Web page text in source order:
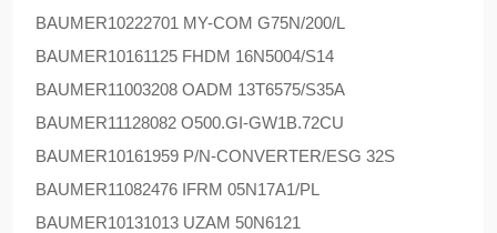
BAUMER10222701 MY-COM G75N/200/L
BAUMER10161125 FHDM 16N5004/S14
BAUMER11003208 OADM 13T6575/S35A
BAUMER11128082 O500.GI-GW1B.72CU
BAUMER10161959 P/N-CONVERTER/ESG 32S
BAUMER11082476 IFRM 05N17A1/PL
BAUMER10131013 UZAM 50N6121